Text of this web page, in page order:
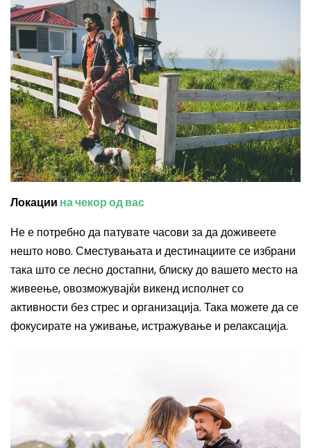
Локации на чекор од вас
Не е потребно да патувате часови за да доживеете
нешто ново. Сместувањата и дестинациите се избрани
така што се лесно достапни, блиску до вашето место на
живеење, овозможувајќи викенд исполнет со
активности без стрес и организација. Така можете да се
фокусирате на уживање, истражување и релаксација.